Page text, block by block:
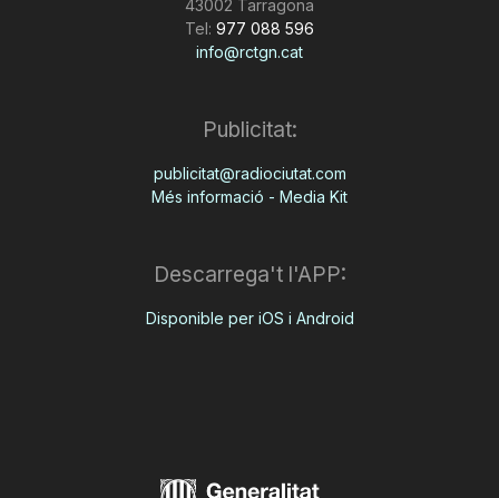
43002 Tarragona
Tel: 977 088 596
info@rctgn.cat
Publicitat:
publicitat@radiociutat.com
Més informació - Media Kit
Descarrega't l'APP:
Disponible per iOS i Android